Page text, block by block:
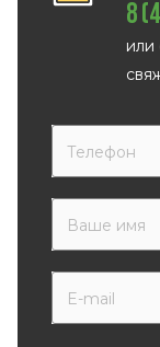
8
или